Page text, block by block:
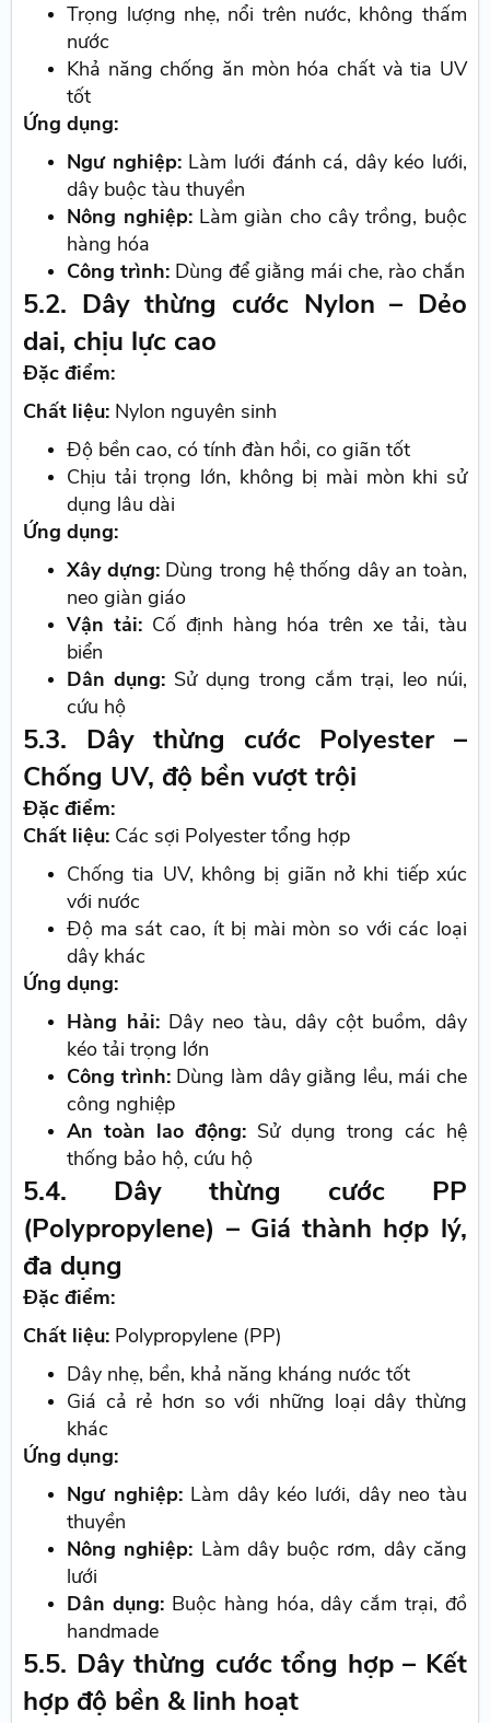
Trọng lượng nhẹ, nổi trên nước, không thấm
nước
Khả năng chống ăn mòn hóa chất và tia UV
tốt
Ứng dụng:
Ngư nghiệp:Làm lưới đánh cá, dây kéo lưới,
dây buộc tàu thuyền
Nông nghiệp:Làm giàn cho cây trồng, buộc
hàng hóa
Công trình: Dùng để giằng mái che, rào chắn
5.2. Dây thừng cước Nylon – Dẻo
dai, chịu lực cao
Đặc điểm:
Chất liệu: Nylon nguyên sinh
Độ bền cao, có tính đàn hồi, co giãn tốt
Chịu tải trọng lớn, không bị mài mòn khi sử
dụng lâu dài
Ứng dụng:
Xây dựng:Dùng trong hệ thống dây an toàn,
neo giàn giáo
Vận tải: Cố định hàng hóa trên xe tải, tàu
biển
Dân dụng: Sử dụng trong cắm trại, leo núi,
cứu hộ
5.3. Dây thừng cước Polyester –
Chống UV, độ bền vượt trội
Đặc điểm:
Chất liệu: Các sợi Polyester tổng hợp
Chống tia UV, không bị giãn nở khi tiếp xúc
với nước
Độ ma sát cao, ít bị mài mòn so với các loại
dây khác
Ứng dụng:
Hàng hải: Dây neo tàu, dây cột buồm, dây
kéo tải trọng lớn
Công trình: Dùng làm dây giằng lều, mái che
công nghiệp
An toàn lao động: Sử dụng trong các hệ
thống bảo hộ, cứu hộ
5.4. Dây thừng cước PP
(Polypropylene) – Giá thành hợp lý,
đa dụng
Đặc điểm:
Chất liệu: Polypropylene (PP)
Dây nhẹ, bền, khả năng kháng nước tốt
Giá cả rẻ hơn so với những loại dây thừng
khác
Ứng dụng:
Ngư nghiệp:Làm dây kéo lưới, dây neo tàu
thuyền
Nông nghiệp: Làm dây buộc rơm, dây căng
lưới
Dân dụng: Buộc hàng hóa, dây cắm trại, đồ
handmade
5.5. Dây thừng cước tổng hợp – Kết
hợp độ bền & linh hoạt